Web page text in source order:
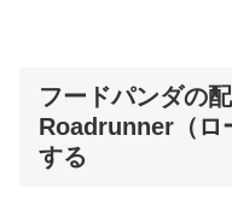
フードパンダの
Roadrunner（ロ
する